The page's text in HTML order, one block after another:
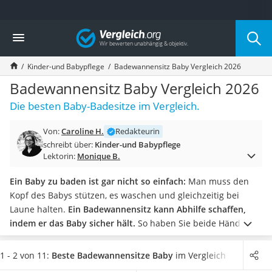
Die beliebtesten Vergleiche nach Kategorie
Kind & Baby
Babyphone mit 2 Kameras
Walkie-Talkie Kinder
Kindermatratzen
Babywippe
Rollschuhe für Kinder
Laufrad
Kinderschubkarre
Kinderuhr
Babyphone
Treppenschutzgitter
Kindersitz ab 4 Jahren
Kinderroller 3 Räder
Ferngesteuertes Auto
Vergleich
Kinder-und Babypflege Badewannensitz Baby Vergleich 2026
Badewannensitz Baby Vergleich 2026
Die besten Baby-Badesitze im Vergleich.
Von:Caroline H.
Redakteurin
schreibt über: Kinder-und Babypflege
Lektorin: Monique B.
Ein Baby zu baden ist gar nicht so einfach: Man muss den
Kopf des Babys stützen, es waschen und gleichzeitig bei
Laune halten. Ein Badewannensitz kann Abhilfe schaffen,
indem er das Baby sicher hält. So haben Sie beide Hände
frei, um zu spielen oder Haare zu waschen.In einige
Wannensitze ist sogar schon ein kleiner Spieltisch
1 - 2 von 11: Beste Badewannensitze Baby im Vergleich